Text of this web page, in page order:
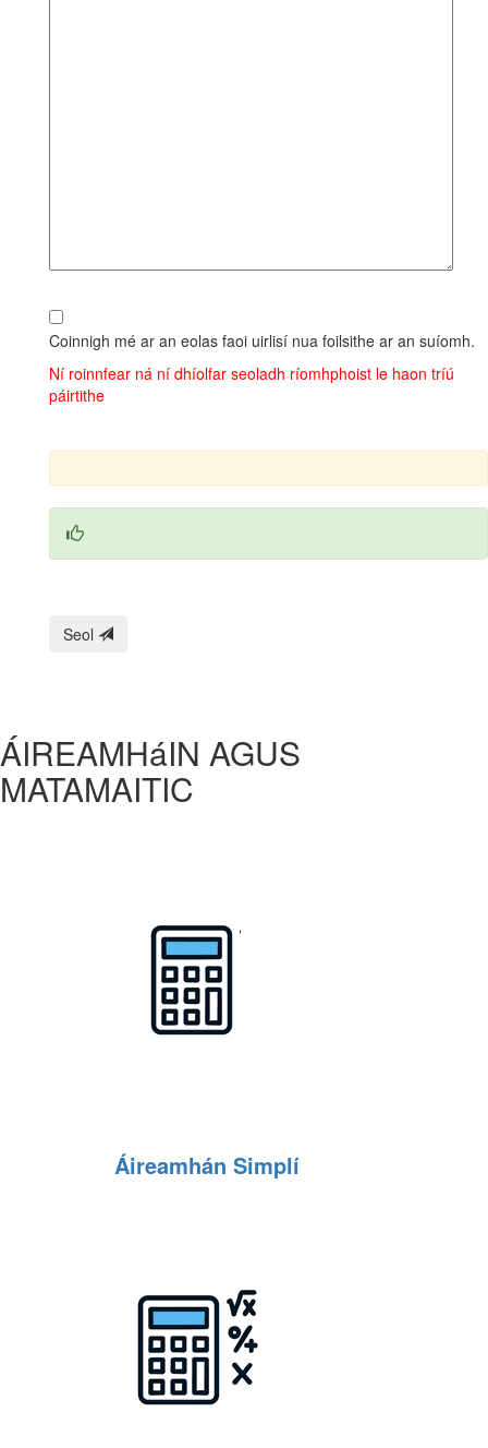
Coinnigh mé ar an eolas faoi uirlisí nua foilsithe ar an suíomh.
Ní roinnfear ná ní dhíolfar seoladh ríomhphoist le haon tríú
páirtithe
Seol
ÁIREAMHáIN AGUS
MATAMAITIC
Áireamhán Simplí